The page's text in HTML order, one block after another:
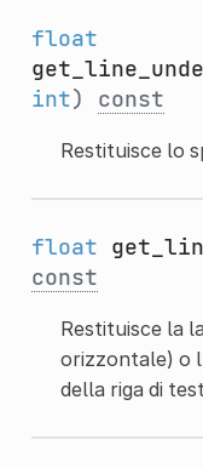
float
int) const
Restituisce lo
float
const
Restituisce la
orizzontale) o
della riga di